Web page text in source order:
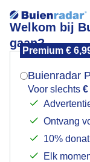
Welkom bij
gaan?
Premium €
Buienradar
Voor slechts €
Ontvang
10%
Elk
koningsmantel
Mogen we
Indien je hier
verschijnt er